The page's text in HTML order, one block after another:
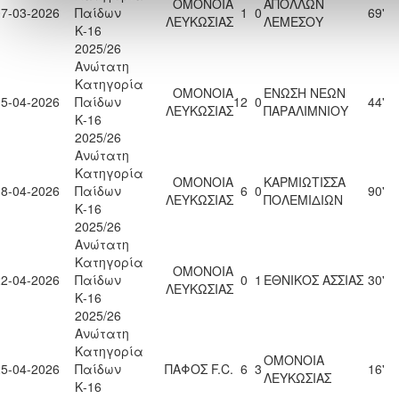
03-2026
Παίδων
Κ-16
2025/26
ΟΜΟΝΟΙΑ
ΛΕΥΚΩΣΙΑΣ 1 0ΑΠΟΛΛΩΝ
ΛΕΜΕΣΟΥ
69'
04-2026
Ανώτατη
Κατηγορία
Παίδων
Κ-16
2025/26
ΟΜΟΝΟΙΑ
ΛΕΥΚΩΣΙΑΣ12 0 ΕΝΩΣΗ ΝΕΩΝ
ΠΑΡΑΛΙΜΝΙΟΥ
44'
04-2026
Ανώτατη
Κατηγορία
Παίδων
Κ-16
2025/26
ΟΜΟΝΟΙΑ
ΛΕΥΚΩΣΙΑΣ 6 0 ΚΑΡΜΙΩΤΙΣΣΑ
ΠΟΛΕΜΙΔΙΩΝ
90'
04-2026
Ανώτατη
Κατηγορία
Παίδων
Κ-16
2025/26
ΟΜΟΝΟΙΑ
ΛΕΥΚΩΣΙΑΣ 0 1 ΕΘΝΙΚΟΣ ΑΣΣΙΑΣ 30'
04-2026
Ανώτατη
Κατηγορία
Παίδων
Κ-16
ΠΑΦΟΣ F.C. 6 3ΟΜΟΝΟΙΑ
ΛΕΥΚΩΣΙΑΣ
16'